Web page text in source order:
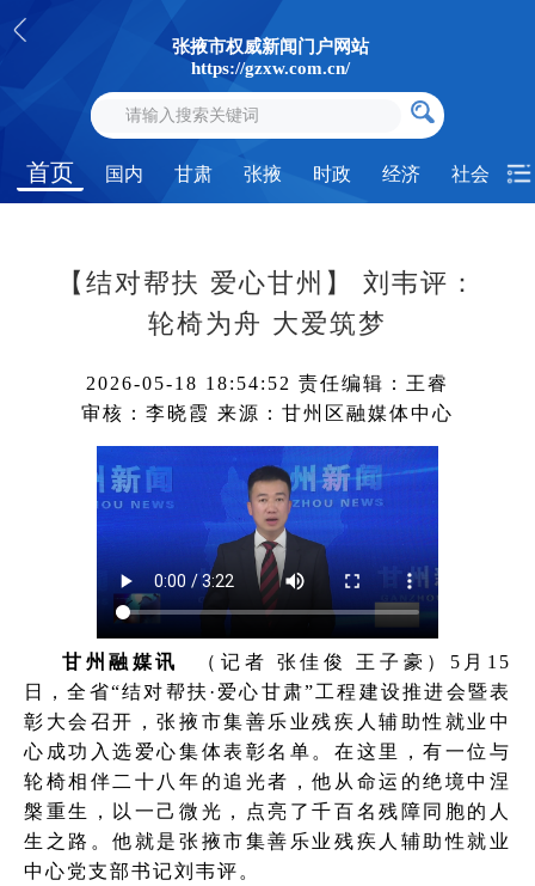
张掖市权威新闻门户网站
https://gzxw.com.cn/
首页 国内 甘肃 张掖 时政 经济 社会
【结对帮扶 爱心甘州】 刘韦评：
轮椅为舟 大爱筑梦
2026-05-18 18:54:52 责任编辑：王睿
审核：李晓霞 来源：甘州区融媒体中心
甘州融媒讯
（记者 张佳俊 王子豪）5月15
日，全省“结对帮扶·爱心甘肃”工程建设推进会暨表
彰大会召开，张掖市集善乐业残疾人辅助性就业中
心成功入选爱心集体表彰名单。在这里，有一位与
轮椅相伴二十八年的追光者，他从命运的绝境中涅
槃重生，以一己微光，点亮了千百名残障同胞的人
生之路。他就是张掖市集善乐业残疾人辅助性就业
中心党支部书记刘韦评。